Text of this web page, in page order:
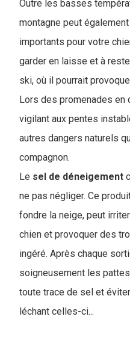
Outre les basses
montagne peut
importants pour votre
garder en laisse et à
ski, où il pourrait
Lors des promenades
vigilant aux pentes
autres dangers naturels
compagnon.
Le sel de déneigement
ne pas négliger. Ce
fondre la neige, peut
chien et provoquer des
ingéré. Après chaque
soigneusement les
toute trace de sel et
léchant celles-ci...